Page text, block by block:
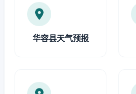
华容县天气预报